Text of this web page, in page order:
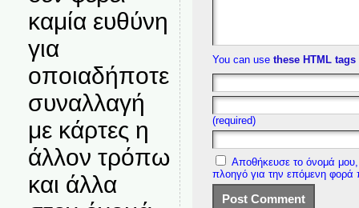
καμία ευθύνη
για
οποιαδήποτε
συναλλαγή
με κάρτες η
άλλον τρόπω
και άλλα
You can use these HTML tags
(required)
Αποθήκευσε το όνομά μου,
πλοηγό για την επόμενη